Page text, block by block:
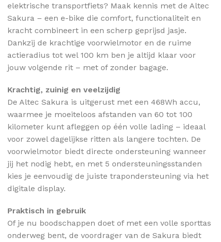
elektrische transportfiets? Maak kennis met de Altec
Sakura – een e-bike die comfort, functionaliteit en
kracht combineert in een scherp geprijsd jasje.
Dankzij de krachtige voorwielmotor en de ruime
actieradius tot wel 100 km ben je altijd klaar voor
jouw volgende rit – met of zonder bagage.
Krachtig, zuinig en veelzijdig
De Altec Sakura is uitgerust met een 468Wh accu,
waarmee je moeiteloos afstanden van 60 tot 100
kilometer kunt afleggen op één volle lading – ideaal
voor zowel dagelijkse ritten als langere tochten. De
voorwielmotor biedt directe ondersteuning wanneer
jij het nodig hebt, en met 5 ondersteuningsstanden
kies je eenvoudig de juiste trapondersteuning via het
digitale display.
Praktisch in gebruik
Of je nu boodschappen doet of met een volle sporttas
onderweg bent, de voordrager van de Sakura biedt